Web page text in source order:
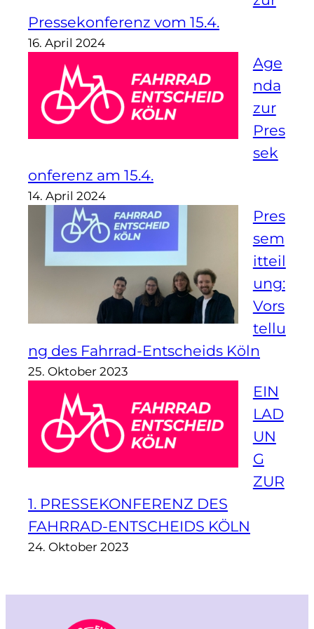
Pressekonferenz vom 15.4.
16. April 2024
Age
nda
zur
Pres
sek
onferenz am 15.4.
14. April 2024
Pres
sem
itteil
ung:
Vors
tellu
ng des Fahrrad-Entscheids Köln
25. Oktober 2023
EIN
LAD
UN
G
ZUR
1. PRESSEKONFERENZ DES
FAHRRAD-ENTSCHEIDS KÖLN
24. Oktober 2023